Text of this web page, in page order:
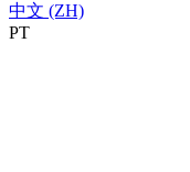
中文 (ZH)
PT